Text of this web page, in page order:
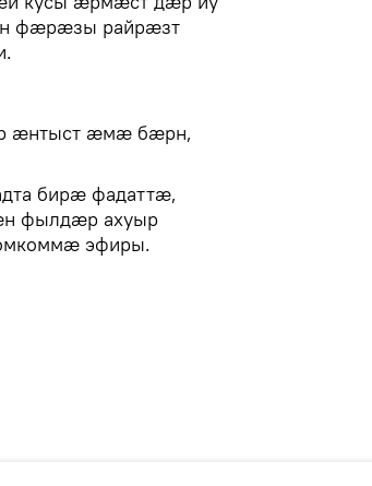
фӕрӕзы райрӕзт
ӕнтыст ӕмӕ бӕрн,
бирӕ фадаттӕ,
фылдӕр ахуыр
эфиры.